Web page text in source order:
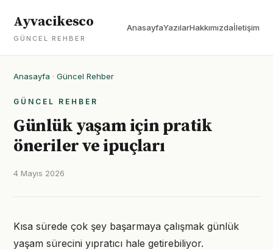
Ayvacikesco
GÜNCEL REHBER
AnasayfaYazılarHakkımızdaİletişim
Anasayfa · Güncel Rehber
GÜNCEL REHBER
Günlük yaşam için pratik
öneriler ve ipuçları
4 Mayıs 2026
Kısa sürede çok şey başarmaya çalışmak günlük
yaşam sürecini yıpratıcı hale getirebiliyor.